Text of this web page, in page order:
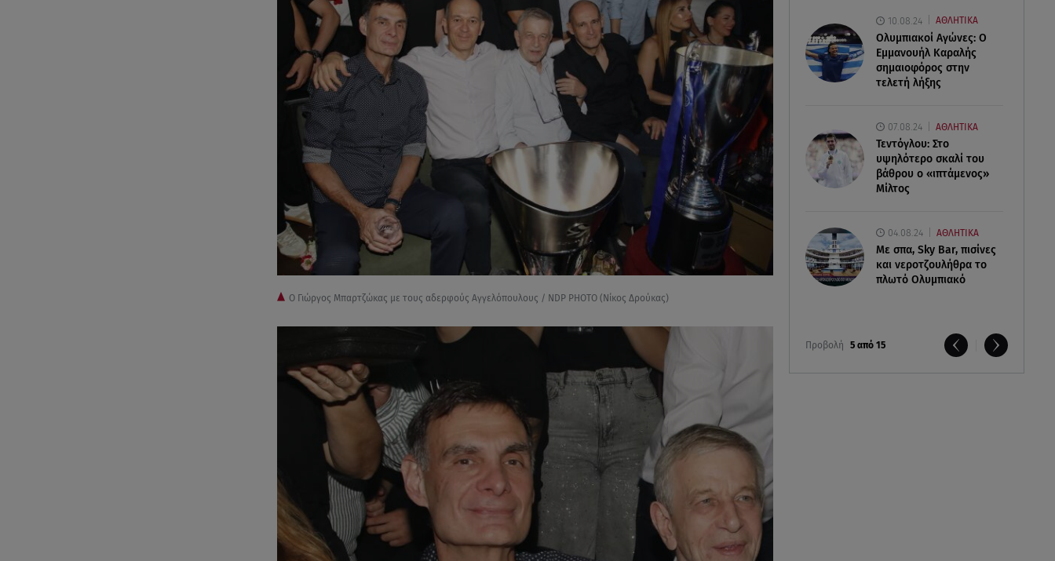
10.08.24 ΑΘΛΗΤΙΚΑ
Ολυμπιακοί Αγώνες: Ο
Εμμανουήλ Καραλής
σημαιοφόρος στην
τελετή λήξης
07.08.24 ΑΘΛΗΤΙΚΑ
Τεντόγλου: Στο
υψηλότερο σκαλί του
βάθρου ο «ιπτάμενος»
Μίλτος
04.08.24 ΑΘΛΗΤΙΚΑ
Με σπα, Sky Bar, πισίνες
και νεροτζουλήθρα το
πλωτό Ολυμπιακό
Προβολή 5 από 15
Ο Γιώργος Μπαρτζώκας με τους αδερφούς Αγγελόπουλους / NDP PHOTO (Νίκος Δρούκας)